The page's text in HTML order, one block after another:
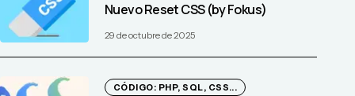
Nuevo Reset CSS (by Fokus)
29 de octubre de 2025
CÓDIGO: PHP, SQL, CSS...